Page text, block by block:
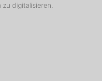
digitalisieren.